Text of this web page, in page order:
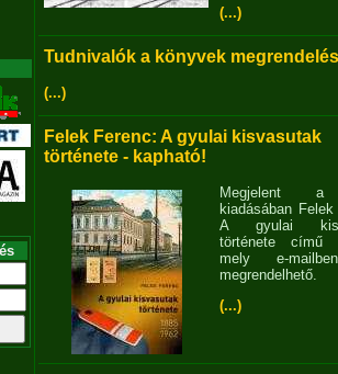
(...)
Tudnivalók a könyvek
(...)
Felek Ferenc: A gyulai kisvasutak
története - kapható!
Megjelent
kiadásában
A gyulai
története című
mely e-
megrendelhető.
(...)